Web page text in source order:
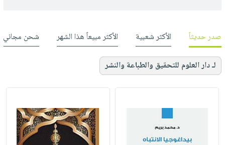
صدر حديثاً الأكثر شعبية الأكثر مبيعاً هذا الشهر شحن مجاني
لـ دار العلوم للتحقيق والطباعة والنشر